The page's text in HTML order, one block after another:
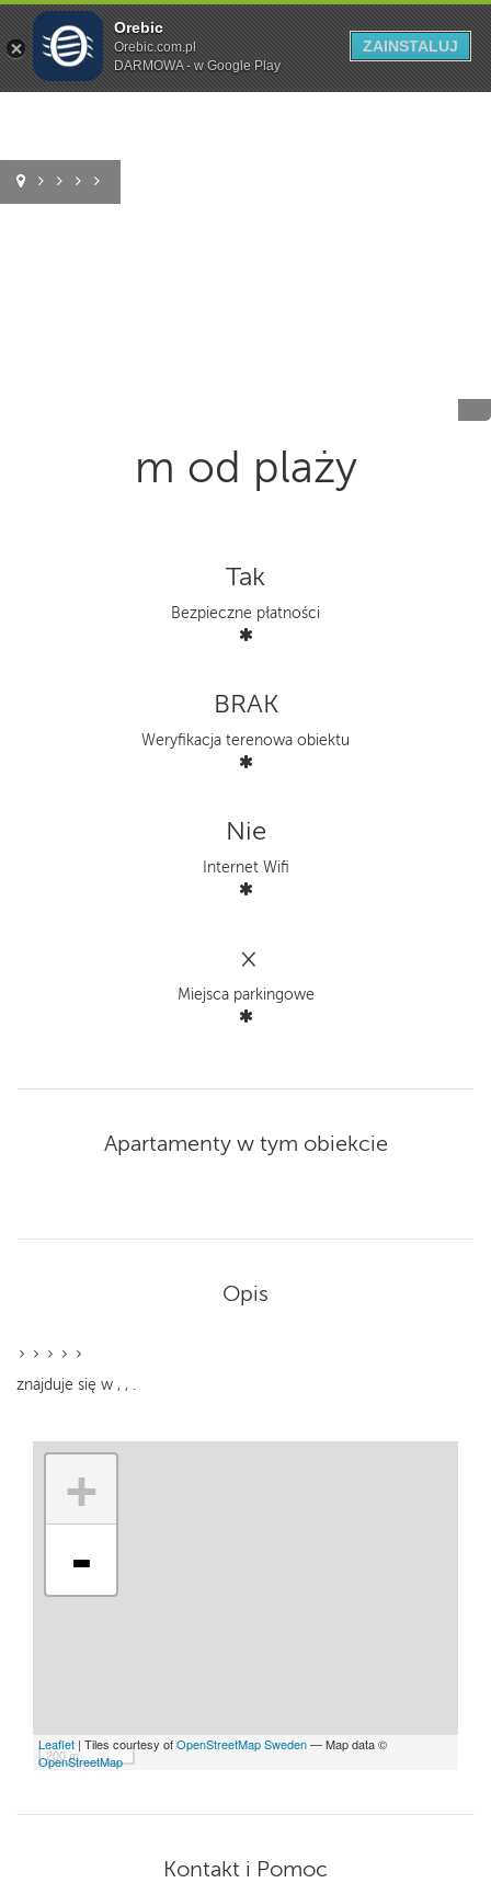
Szukaj
m od plaży
Tak
Bezpieczne płatności
BRAK
Weryfikacja terenowa obiektu
Nie
Internet Wifi
×
Miejsca parkingowe
Apartamenty w tym obiekcie
Opis
znajduje się w , ,
+
-
200 m
Leaflet | Tiles courtesy ofOpenStreetMap Sweden— Map data ©
OpenStreetMap
Kontakt i Pomoc
Orebic
Orebic.com.pl
DARMOWA - w Google Play
ZAINSTALUJ